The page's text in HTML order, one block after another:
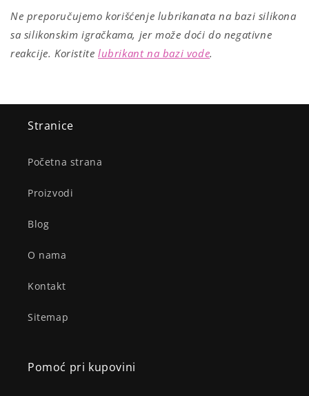
Ne preporučujemo korišćenje lubrikanata na bazi silikona
sa silikonskim igračkama, jer može doći do negativne
reakcije. Koristite lubrikant na bazi vode.
Stranice
Početna strana
Proizvodi
Blog
O nama
Kontakt
Sitemap
Pomoć pri kupovini